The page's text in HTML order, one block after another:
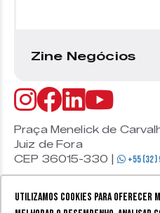
Utilizamos cookies para oferecer
Zine Negócios
Praça Menelick de
Juiz de Fora
CEP 36015-330 |
+55 (32)